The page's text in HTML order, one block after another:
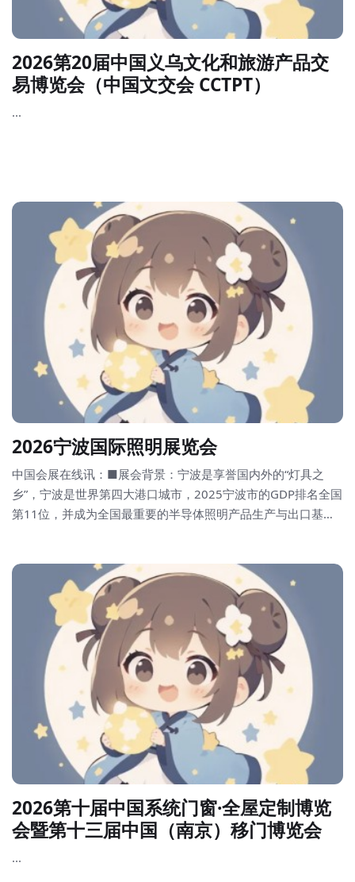
2026第20届中国义乌文化和旅游产品交
易博览会（中国文交会 CCTPT）
...
2026宁波国际照明展览会
中国会展在线讯：■展会背景：宁波是享誉国内外的“灯具之
乡”，宁波是世界第四大港口城市，2025宁波市的GDP排名全国
第11位，并成为全国最重要的半导体照明产品生产与出口基地
升,中国LED照明市场规模保持较大幅度增长。而随着照明产业
结构的不断调整和优化,海外市场的温和恢复,2025我国照明产
品在全球市场的表现或将好于预期。“-带一路”沿线国家市场将
成为出口市场的新...
2026第十届中国系统门窗·全屋定制博览
会暨第十三届中国（南京）移门博览会
...